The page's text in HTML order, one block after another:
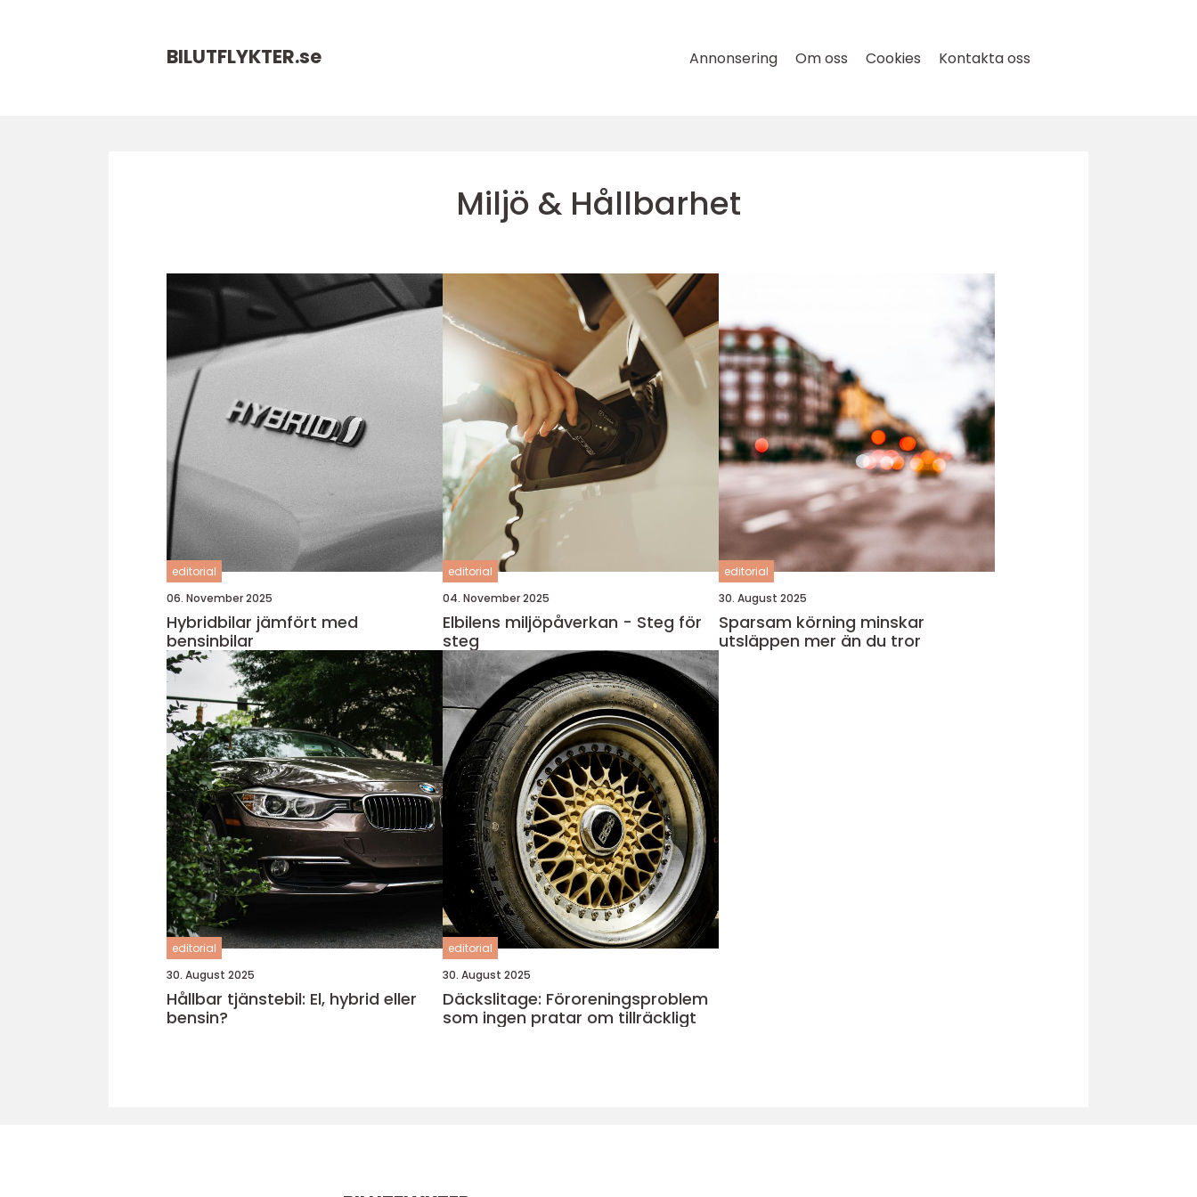
BILUTFLYKTER.se Annonsering Om oss Cookies Kontakta oss
Miljö & Hållbarhet
editorial
06. November 2025
Hybridbilar jämfört med
bensinbilar
editorial
04. November 2025
Elbilens miljöpåverkan - Steg för
steg
editorial
30. August 2025
Sparsam körning minskar
utsläppen mer än du tror
editorial
30. August 2025
Hållbar tjänstebil: El, hybrid eller
bensin?
editorial
30. August 2025
Däckslitage: Föroreningsproblem
som ingen pratar om tillräckligt